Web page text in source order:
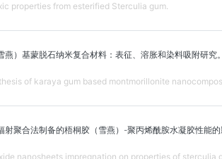
properties from esterified Sterculia gum.
）基蒙脱石纳米复合材料：表征、溶胀和染料吸附研究。
of karaya gum based montmorillonite
聚合法制备的梧桐胶（雪燕）-聚丙烯酰胺水凝胶性能的
nanosheets impregnation on properties of